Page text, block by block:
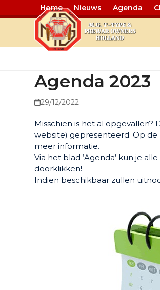
Home Nieuws Agenda
Agenda 2023
29/12/2022
Misschien is het al
website) gepresenteerd. Op
meer informatie.
Via het blad ‘Agenda’ kun jealle
doorklikken!
Indien beschikbaar zullen